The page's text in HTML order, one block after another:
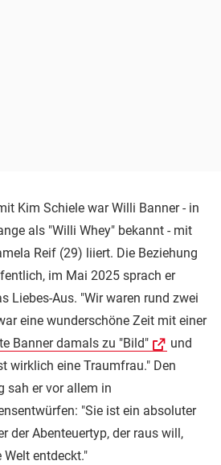
Kim Schiele war Willi Banner - in
als "Willi Whey" bekannt - mit
Reif (29) liiert. Die Beziehung
im Mai 2025 sprach er
Liebes-Aus. "Wir waren rund zwei
eine wunderschöne Zeit mit einer
Banner damals zu "Bild"
und
wirklich eine Traumfrau." Den
sah er vor allem in
"Sie ist ein absoluter
der Abenteuertyp, der raus will,
entdeckt."